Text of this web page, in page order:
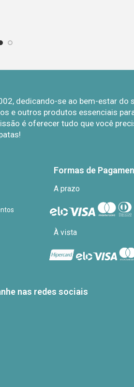
dedicando-se ao bem-estar do
e outros produtos essenciais
é oferecer tudo que você
Formas de
A prazo
À vista
nas redes sociais